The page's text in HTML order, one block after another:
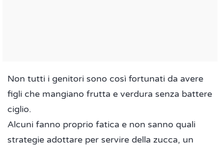
Non tutti i genitori sono così fortunati da avere
figli che mangiano frutta e verdura senza battere
ciglio.
Alcuni fanno proprio fatica e non sanno quali
strategie adottare per servire della zucca, un